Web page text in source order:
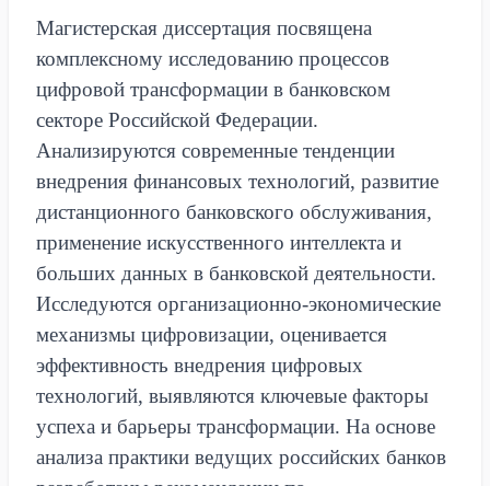
Магистерская диссертация посвящена
комплексному исследованию процессов
цифровой трансформации в банковском
секторе Российской Федерации.
Анализируются современные тенденции
внедрения финансовых технологий, развитие
дистанционного банковского обслуживания,
применение искусственного интеллекта и
больших данных в банковской деятельности.
Исследуются организационно-экономические
механизмы цифровизации, оценивается
эффективность внедрения цифровых
технологий, выявляются ключевые факторы
успеха и барьеры трансформации. На основе
анализа практики ведущих российских банков